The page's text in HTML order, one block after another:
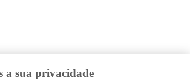
a sua privacidade